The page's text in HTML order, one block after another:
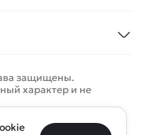
защищены.
характер и не